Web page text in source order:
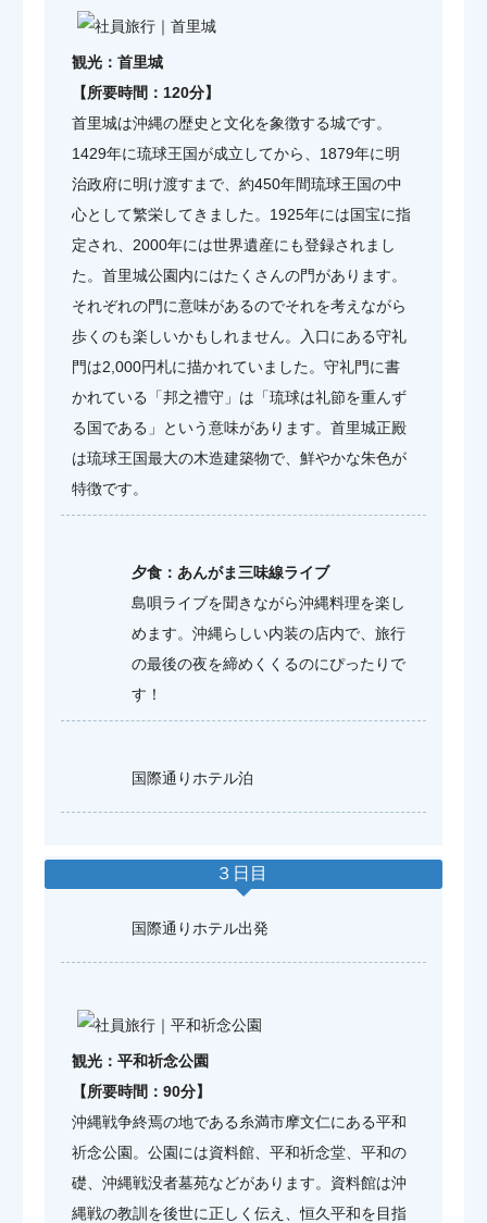
観光：首里城
【所要時間：120分】
首里城は沖縄の歴史と文化を象徴する城です。
1429年に琉球王国が成立してから、1879年に明
治政府に明け渡すまで、約450年間琉球王国の中
心として繁栄してきました。1925年には国宝に指
定され、2000年には世界遺産にも登録されまし
た。首里城公園内にはたくさんの門があります。
それぞれの門に意味があるのでそれを考えながら
歩くのも楽しいかもしれません。入口にある守礼
門は2,000円札に描かれていました。守礼門に書
かれている「邦之禮守」は「琉球は礼節を重んず
る国である」という意味があります。首里城正殿
は琉球王国最大の木造建築物で、鮮やかな朱色が
特徴です。
夕食：あんがま三味線ライブ
島唄ライブを聞きながら沖縄料理を楽し
めます。沖縄らしい内装の店内で、旅行
の最後の夜を締めくくるのにぴったりで
す！
国際通りホテル泊
３日目
国際通りホテル出発
観光：平和祈念公園
【所要時間：90分】
沖縄戦争終焉の地である糸満市摩文仁にある平和
祈念公園。公園には資料館、平和祈念堂、平和の
礎、沖縄戦没者墓苑などがあります。資料館は沖
縄戦の教訓を後世に正しく伝え、恒久平和を目指